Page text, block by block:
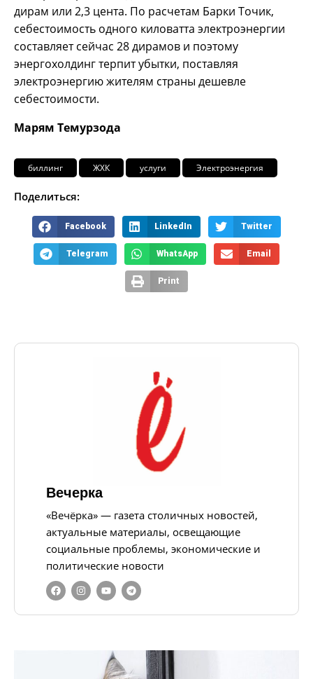
дирам или 2,3 цента. По расчетам Барки Точик,
себестоимость одного киловатта электроэнергии
составляет сейчас 28 дирамов и поэтому
энергохолдинг терпит убытки, поставляя
электроэнергию жителям страны дешевле
себестоимости.
Марям Темурзода
биллинг ЖХК услуги Электроэнергия
Поделиться:
Facebook LinkedIn Twitter
Telegram WhatsApp Email
Print
Вечерка
«Вечёрка» — газета столичных новостей,
актуальные материалы, освещающие
социальные проблемы, экономические и
политические новости